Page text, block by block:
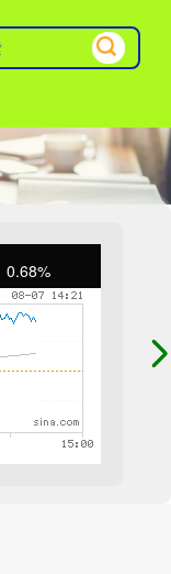
0.68%